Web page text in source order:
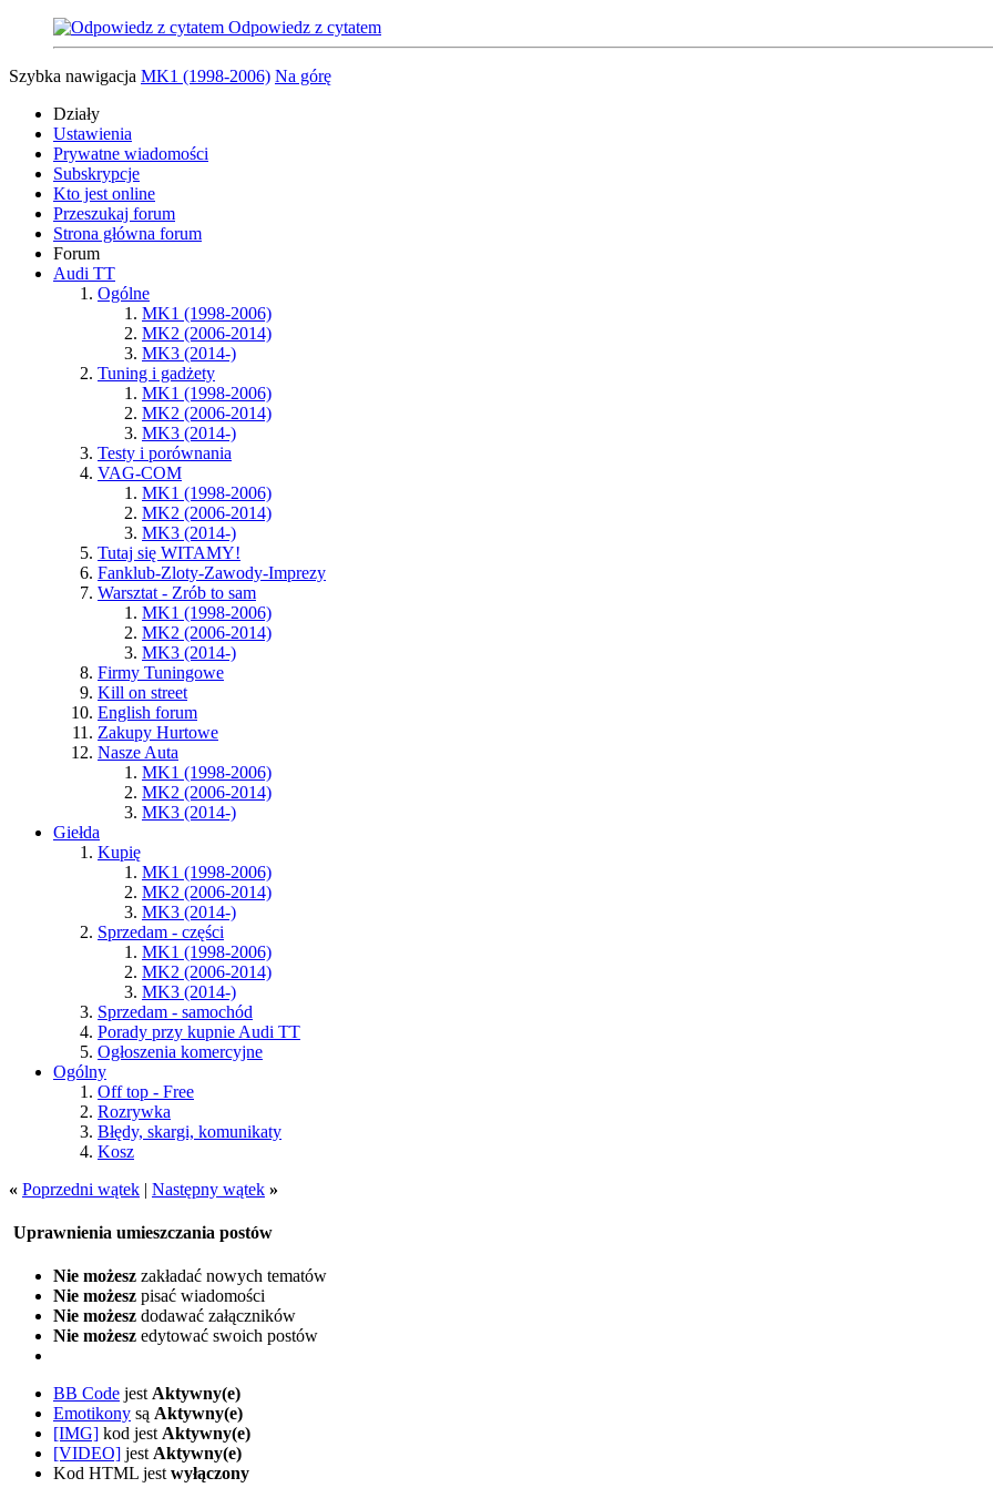
Odpowiedz z cytatem
Szybka nawigacja MK1 (1998-2006) Na górę
Działy
Ustawienia
Prywatne wiadomości
Subskrypcje
Kto jest online
Przeszukaj forum
Strona główna forum
Forum
Audi TT
Ogólne
MK1 (1998-2006)
MK2 (2006-2014)
MK3 (2014-)
Tuning i gadżety
MK1 (1998-2006)
MK2 (2006-2014)
MK3 (2014-)
Testy i porównania
VAG-COM
MK1 (1998-2006)
MK2 (2006-2014)
MK3 (2014-)
Tutaj się WITAMY!
Fanklub-Zloty-Zawody-Imprezy
Warsztat - Zrób to sam
MK1 (1998-2006)
MK2 (2006-2014)
MK3 (2014-)
Firmy Tuningowe
Kill on street
English forum
Zakupy Hurtowe
Nasze Auta
MK1 (1998-2006)
MK2 (2006-2014)
MK3 (2014-)
Giełda
Kupię
MK1 (1998-2006)
MK2 (2006-2014)
MK3 (2014-)
Sprzedam - części
MK1 (1998-2006)
MK2 (2006-2014)
MK3 (2014-)
Sprzedam - samochód
Porady przy kupnie Audi TT
Ogłoszenia komercyjne
Ogólny
Off top - Free
Rozrywka
Błędy, skargi, komunikaty
Kosz
« Poprzedni wątek | Następny wątek »
Uprawnienia umieszczania postów
Nie możesz zakładać nowych tematów
Nie możesz pisać wiadomości
Nie możesz dodawać załączników
Nie możesz edytować swoich postów
BB Code jest Aktywny(e)
Emotikony są Aktywny(e)
[IMG] kod jest Aktywny(e)
[VIDEO] jest Aktywny(e)
Kod HTML jest wyłączony